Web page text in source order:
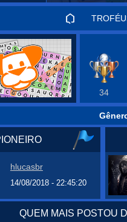
34
hlucasbr
14/08/2018 - 22:45:20
QUEM MAIS POSTOU